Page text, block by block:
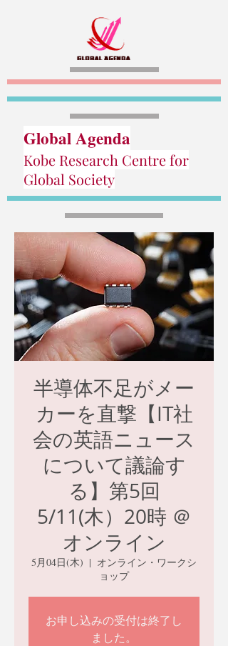
Global Agenda
Kobe Research Centre for
Global Society
半導体不足がメー
カーを直撃【IT社
会の英語ニュース
について議論す
る】第5回
5/11(木）20時 ＠
オンライン
5月04日(木)
  |
オンライン・ワークシ
ョップ
お申し込みの受付は終了し
ました。